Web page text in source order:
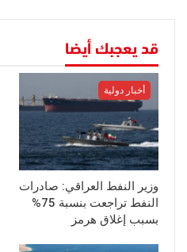
قد يعجبك أيضا
أخبار دولية
وزير النفط العراقي: صادرات
النفط تراجعت بنسبة 75%
بسبب إغلاق هرمز